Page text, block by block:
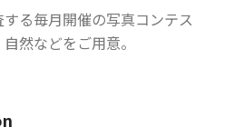
る毎月開催の写真コンテス
然などをご用意。